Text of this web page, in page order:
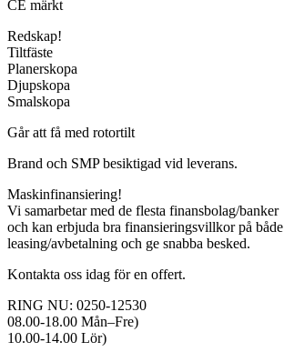
CE märkt
Redskap!
Tiltfäste
Planerskopa
Djupskopa
Smalskopa
Går att få med rotortilt
Brand och SMP besiktigad vid leverans.
Maskinfinansiering!
Vi samarbetar med de flesta finansbolag/banker
och kan erbjuda bra finansieringsvillkor på både
leasing/avbetalning och ge snabba besked.
Kontakta oss idag för en offert.
RING NU: 0250-12530
08.00-18.00 Mån–Fre)
10.00-14.00 Lör)